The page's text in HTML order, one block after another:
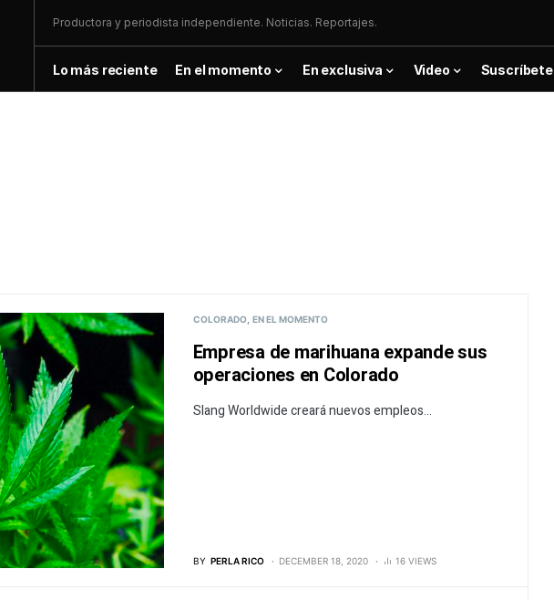
Productora y periodista independiente. Noticias. Reportajes.
Lo más reciente En el momento En exclusiva Video Suscríbete
COLORADO EN EL MOMENTO
Empresa de marihuana expande sus
operaciones en Colorado
Slang Worldwide creará nuevos empleos...
BY PERLA RICO DECEMBER 18, 2020 16 VIEWS